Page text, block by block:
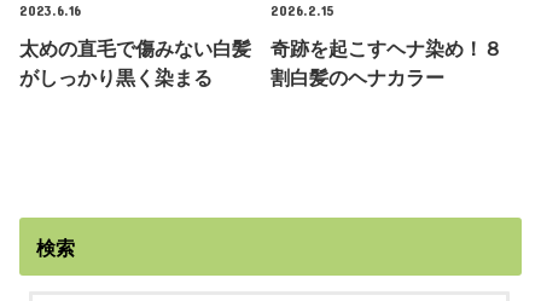
2023.6.16
太めの直毛で傷みない白髪
がしっかり黒く染まる
2026.2.15
奇跡を起こすヘナ染め！８
割白髪のヘナカラー
検索